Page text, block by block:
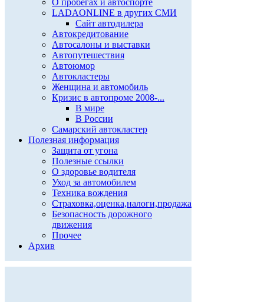
О пробегах и автоспорте
LADAONLINE в других СМИ
Сайт автодилера
Автокредитование
Автосалоны и выставки
Автопутешествия
Автоюмор
Автокластеры
Женщина и автомобиль
Кризис в автопроме 2008-...
В мире
В России
Самарский автокластер
Полезная информация
Защита от угона
Полезные ссылки
О здоровье водителя
Уход за автомобилем
Техника вождения
Страховка,оценка,налоги,продажа
Безопасность дорожного
движения
Прочее
Архив